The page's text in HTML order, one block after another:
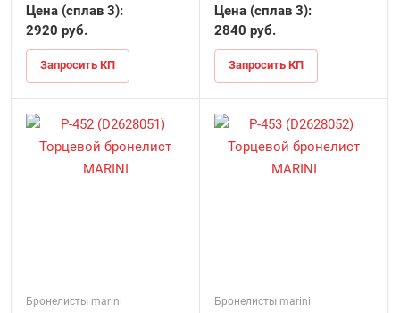
Цена (сплав 3):
2920 руб.
Запросить КП
Цена (сплав 3):
2840 руб.
Запросить КП
Бронелисты marini Бронелисты marini